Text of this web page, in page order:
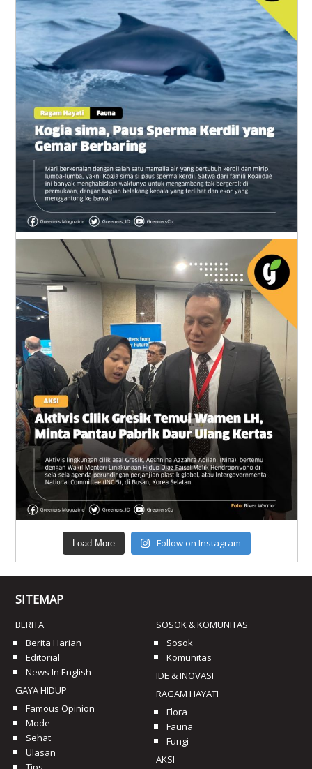
Load More Follow on Instagram
SITEMAP
BERITA
Berita Harian
Editorial
News In English
GAYA HIDUP
Famous Opinion
Mode
Sehat
Ulasan
SOSOK & KOMUNITAS
Sosok
Komunitas
IDE & INOVASI
RAGAM HAYATI
Flora
Fauna
Fungi
AKSI